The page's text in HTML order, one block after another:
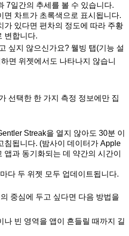
7일간의 추세를 볼 수 있습니다.
면 차트가 초록색으로 표시됩니다.
가 있다면 편차의 정도에 따라 주황
변합니다.
싶지 않으신가요? 웰빙 탭(기능 설
면 위젯에서도 나타나지 않습니
선택한 한 가지 측정 정보에만 집
Streak을 열지 않아도 30분 이
침됩니다. (밤사이 데이터가 Apple
앱과 동기화되는 데 약간의 시간이
다 두 위젯 모두 업데이트됩니다.
중심에 두고 싶다면 다음 방법을
나 빈 영역을 앱이 흔들릴 때까지 길